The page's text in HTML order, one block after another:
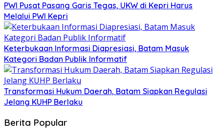
PWI Pusat Pasang Garis Tegas, UKW di Kepri Harus
Melalui PWI Kepri
Keterbukaan Informasi Diapresiasi, Batam Masuk
Kategori Badan Publik Informatif
Transformasi Hukum Daerah, Batam Siapkan Regulasi
Jelang KUHP Berlaku
Berita Popular